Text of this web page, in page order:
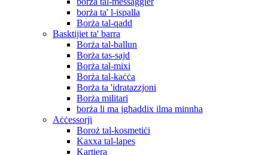
borża ta' l-ispalla
Borża tal-qadd
Basktijiet ta' barra
Borża tal-ballun
Borża tas-sajd
Borża tal-mixi
Borża tal-kaċċa
Borża ta 'idratazzjoni
Borża militari
borża li ma jgħaddix ilma minnha
Aċċessorji
Boroż tal-kosmetiċi
Kaxxa tal-lapes
Kartiera